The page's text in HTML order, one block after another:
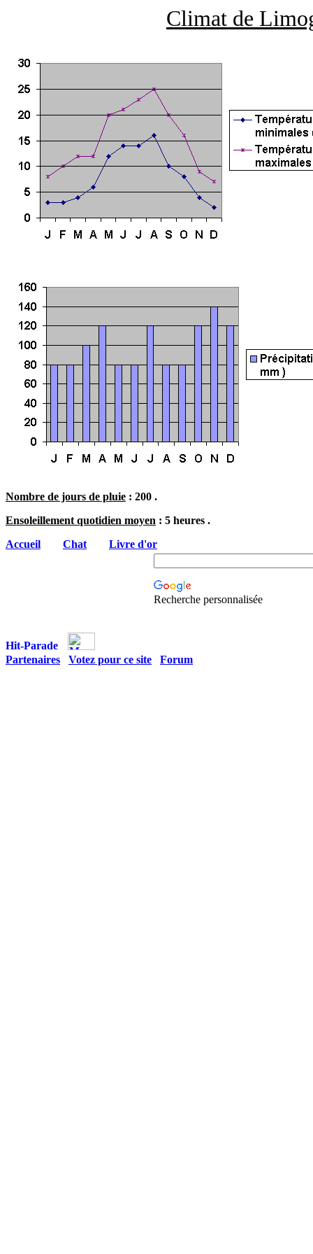
Climat de
Nombre de jours de pluie : 200 .
Ensoleillement quotidien moyen : 5 heures .
Accueil
Chat Livre d'or
Recherche personnalisée
Partenaires Votez pour ce site Forum